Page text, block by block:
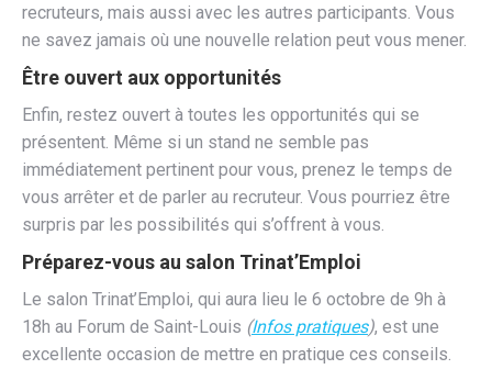
recruteurs, mais aussi avec les autres participants. Vous
ne savez jamais où une nouvelle relation peut vous mener.
Être ouvert aux opportunités
Enfin, restez ouvert à toutes les opportunités qui se
présentent. Même si un stand ne semble pas
immédiatement pertinent pour vous, prenez le temps de
vous arrêter et de parler au recruteur. Vous pourriez être
surpris par les possibilités qui s’offrent à vous.
Préparez-vous au salon Trinat’Emploi
Le salon Trinat’Emploi, qui aura lieu le 6 octobre de 9h à
18h au Forum de Saint-Louis (Infos pratiques), est une
excellente occasion de mettre en pratique ces conseils.